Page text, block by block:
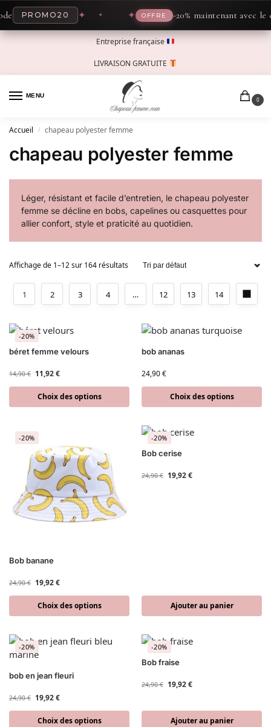
PROMO20 ✦ OFFRE -20% maintenant avec le code
Entreprise française
LIVRAISON GRATUITE
MENU
0
Accueil / chapeau polyester femme
chapeau polyester femme
Léger, résistant et facile d’entretien, le chapeau polyester
femme se décline en bobs, capelines ou casquettes pour
allier confort, style et praticité au quotidien.
Affichage de 1–12 sur 164 résultats
1 2 3 4 … 12 13 14
-20%
béret femme velours
14,90€ 11,92€
Choix des options
bob ananas
24,90€
Choix des options
-20%
Bob banane
24,90€ 19,92€
Choix des options
-20%
Bob cerise
24,90€ 19,92€
Ajouter au panier
-20%
bob en jean fleuri
24,90€ 19,92€
Choix des options
-20%
Bob fraise
24,90€ 19,92€
Ajouter au panier